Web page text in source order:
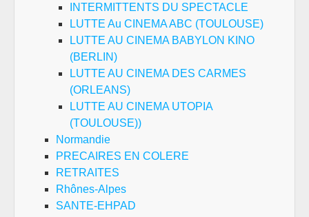
INTERMITTENTS DU SPECTACLE
LUTTE Au CINEMA ABC (TOULOUSE)
LUTTE AU CINEMA BABYLON KINO
(BERLIN)
LUTTE AU CINEMA DES CARMES
(ORLEANS)
LUTTE AU CINEMA UTOPIA
(TOULOUSE))
Normandie
PRECAIRES EN COLERE
RETRAITES
Rhônes-Alpes
SANTE-EHPAD